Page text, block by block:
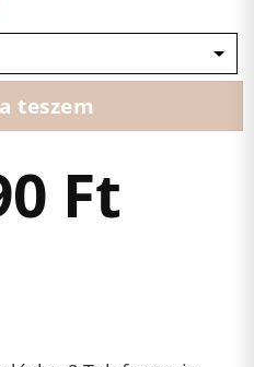
teszem
Ft